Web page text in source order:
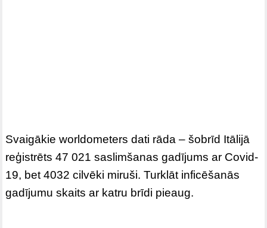
Svaigākie worldometers dati rāda – šobrīd Itālijā
reģistrēts 47 021 saslimšanas gadījums ar Covid-
19, bet 4032 cilvēki miruši. Turklāt inficēšanās
gadījumu skaits ar katru brīdi pieaug.